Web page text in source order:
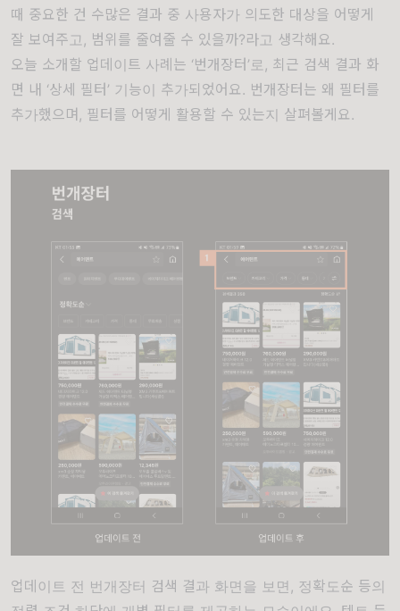
때 중요한 건 수많은 결과 중 사용자가 의도한 대상을 어떻게
잘 보여주고, 범위를 줄여줄 수 있을까?라고 생각해요.
오늘 소개할 업데이트 사례는 ‘번개장터’로, 최근 검색 결과 화
면 내 ‘상세 필터’ 기능이 추가되었어요. 번개장터는 왜 필터를
추가했으며, 필터를 어떻게 활용할 수 있는지 살펴볼게요.
업데이트 전 번개장터 검색 결과 화면을 보면, 정확도순 등의